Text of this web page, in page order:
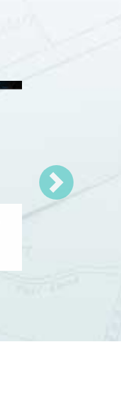
$39900起